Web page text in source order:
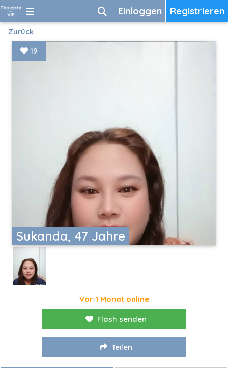
Registrieren
Einloggen
Zurück
Sukanda, 47 Jahre
19
Vor 1 Monat online
Flash senden
Teilen